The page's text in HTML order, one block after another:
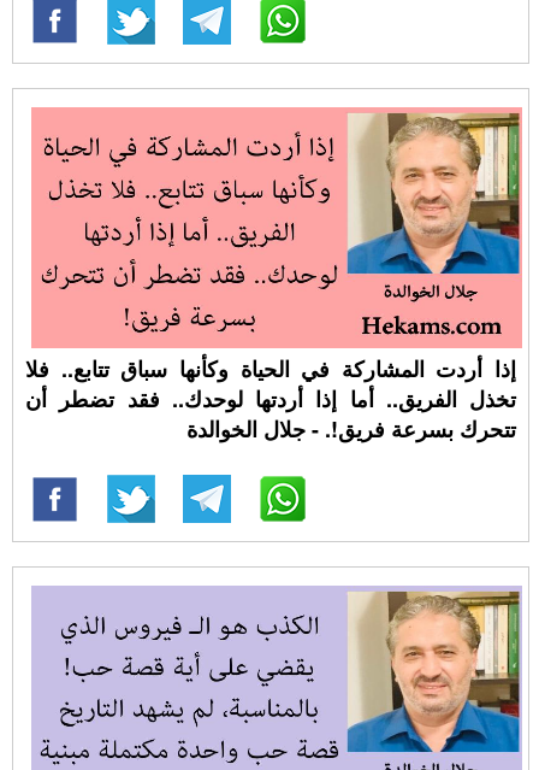
إذا أردت المشاركة في الحياة وكأنها سباق تتابع.. فلا
تخذل الفريق.. أما إذا أردتها لوحدك.. فقد تضطر أن
تتحرك بسرعة فريق!. - جلال الخوالدة